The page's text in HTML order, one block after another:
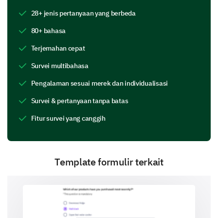
Public Transportation
Library Services
Public Safety
Do you believe the quality of community
Increase
Identifying Areas of Improvement
Your insights will help us enhance our community
living standards.
In which areas do you think our community
28+ jenis pertanyaan yang berbeda
80+ bahasa
Terjemahan cepat
Survei multibahasa
Pengalaman sesuai merek dan individualisasi
Survei & pertanyaan tanpa batas
Fitur survei yang canggih
Template formulir terkait